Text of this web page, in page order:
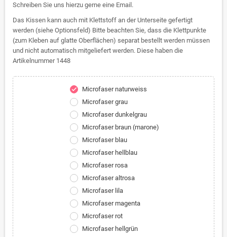
Schreiben Sie uns hierzu gerne eine Email.
Das Kissen kann auch mit Klettstoff an der Unterseite gefertigt
werden (siehe Optionsfeld) Bitte beachten Sie, dass die Klettpunkte
(zum Kleben auf glatte Oberflächen) separat bestellt werden müssen
und nicht automatisch mitgeliefert werden. Diese haben die
Artikelnummer 1448
check
Microfaser naturweiss
Microfaser grau
Microfaser dunkelgrau
Microfaser braun (marone)
Microfaser blau
Microfaser hellblau
Microfaser rosa
Microfaser altrosa
Microfaser lila
Microfaser magenta
Microfaser rot
Microfaser hellgrün